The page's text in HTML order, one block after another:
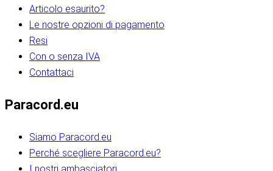
Articolo esaurito?
Le nostre opzioni di pagamento
Resi
Con o senza IVA
Contattaci
Paracord.eu
Siamo Paracord.eu
Perché scegliere Paracord.eu?